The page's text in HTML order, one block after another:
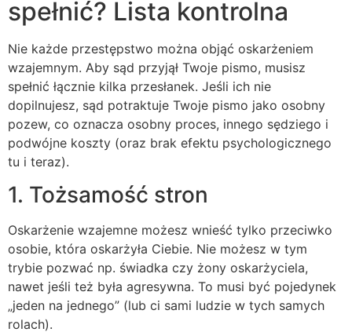
spełnić? Lista kontrolna
Nie każde przestępstwo można objąć oskarżeniem
wzajemnym. Aby sąd przyjął Twoje pismo, musisz
spełnić łącznie kilka przesłanek. Jeśli ich nie
dopilnujesz, sąd potraktuje Twoje pismo jako osobny
pozew, co oznacza osobny proces, innego sędziego i
podwójne koszty (oraz brak efektu psychologicznego
tu i teraz).
1. Tożsamość stron
Oskarżenie wzajemne możesz wnieść tylko przeciwko
osobie, która oskarżyła Ciebie. Nie możesz w tym
trybie pozwać np. świadka czy żony oskarżyciela,
nawet jeśli też była agresywna. To musi być pojedynek
„jeden na jednego” (lub ci sami ludzie w tych samych
rolach).